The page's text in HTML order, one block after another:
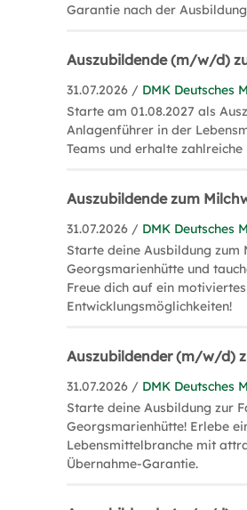
Garantie nach der
Auszubildende (m/w/d)
31.07.2026 / DMK Deutsches
Starte am 01.08.2027 als
Anlagenführer in der
Teams und erhalte zahlreiche
Auszubildende zum
31.07.2026 / DMK Deutsches
Starte deine Ausbildung
Georgsmarienhütte und
Freue dich auf ein
Entwicklungsmöglichkeiten!
Auszubildender (m/w/d)
31.07.2026 / DMK Deutsches
Starte deine Ausbildung zur
Georgsmarienhütte! Erlebe
Lebensmittelbranche mit
Übernahme-Garantie.